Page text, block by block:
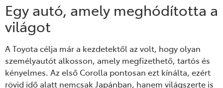
Egy autó, amely meghódította a
világot
A Toyota célja már a kezdetektől az volt, hogy olyan
személyautót alkosson, amely megfizethető, tartós és
kényelmes. Az első Corolla pontosan ezt kínálta, ezért
rövid idő alatt nemcsak Japánban, hanem világszerte is